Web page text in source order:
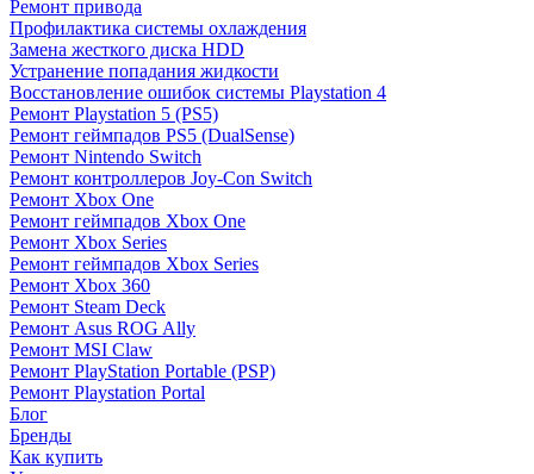
Ремонт привода
Профилактика системы охлаждения
Замена жесткого диска HDD
Устранение попадания жидкости
Восстановление ошибок системы Playstation 4
Ремонт Playstation 5 (PS5)
Ремонт геймпадов PS5 (DualSense)
Ремонт Nintendo Switch
Ремонт контроллеров Joy-Con Switch
Ремонт Xbox One
Ремонт геймпадов Xbox One
Ремонт Xbox Series
Ремонт геймпадов Xbox Series
Ремонт Xbox 360
Ремонт Steam Deck
Ремонт Asus ROG Ally
Ремонт MSI Claw
Ремонт PlayStation Portable (PSP)
Ремонт Playstation Portal
Блог
Бренды
Как купить